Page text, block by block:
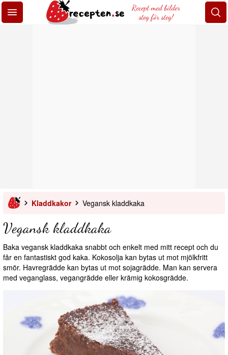
Recept med bilder
steg för steg!
Kladdkakor Vegansk kladdkaka
Vegansk kladdkaka
Baka vegansk kladdkaka snabbt och enkelt med mitt recept och du
får en fantastiskt god kaka. Kokosolja kan bytas ut mot mjölkfritt
smör. Havregrädde kan bytas ut mot sojagrädde. Man kan servera
med veganglass, vegangrädde eller krämig kokosgrädde.